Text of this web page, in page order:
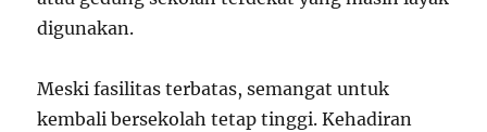
digunakan.
Meski fasilitas terbatas, semangat untuk
kembali bersekolah tetap tinggi. Kehadiran